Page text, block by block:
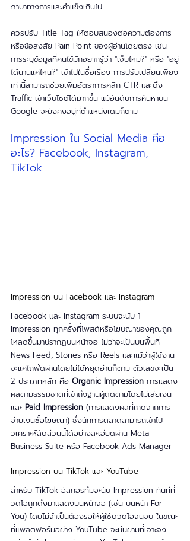
ภาษาทางการและคำแข็งเกินไป
ควรปรับ Title Tag ให้ตอบสนองต่อความต้องการ
หรือข้อสงสัย Pain Point ของผู้อ่านโดยตรง เช่น
การระบุข้อมูลที่คนไข้มักอยากรู้ว่า "เจ็บไหม?" หรือ "อยู่
ได้นานแค่ไหน?" เข้าไปในชื่อเรื่อง การปรับเปลี่ยนเพียง
เท่านี้สามารถช่วยเพิ่มอัตราการคลิก CTR และดึง
Traffic เข้าเว็บไซต์ได้มากขึ้น แม้อันดับการค้นหาบน
Google จะยังคงอยู่ที่ตำแหน่งเดิมก็ตาม
Impression ใน Social Media คือ
อะไร? Facebook, Instagram,
TikTok
Impression บน Facebook และ Instagram
Facebook และ Instagram ระบบจะนับ 1
Impression ทุกครั้งที่โพสต์หรือโฆษณาของคุณถูก
โหลดขึ้นมาปรากฏบนหน้าจอ ไม่ว่าจะเป็นบนพื้นที่
News Feed, Stories หรือ Reels และแม้ว่าผู้ใช้งาน
จะแค่ไถฟีดผ่านโดยไม่ได้หยุดอ่านก็ตาม ตัวเลขจะเป็น
2 ประเภทหลัก คือ Organic Impression การแสดง
ผลตามธรรมชาติที่เข้าถึงฐานผู้ติดตามโดยไม่เสียเงิน
และ Paid Impression (การแสดงผลที่เกิดจากการ
จ่ายเงินซื้อโฆษณา) ซึ่งนักการตลาดสามารถเข้าไป
วิเคราะห์สัดส่วนนี้ได้อย่างละเอียดผ่าน Meta
Business Suite หรือ Facebook Ads Manager
Impression บน TikTok และ YouTube
สำหรับ TikTok อัลกอริทึมจะนับ Impression ทันทีที่
วิดีโอถูกดึงมาแสดงบนหน้าจอ (เช่น บนหน้า For
You) โดยไม่จำเป็นต้องรอให้ผู้ใช้ดูวิดีโอจนจบ ในขณะ
ที่แพลตฟอร์มอย่าง YouTube จะมีนิยามที่เจาะจง